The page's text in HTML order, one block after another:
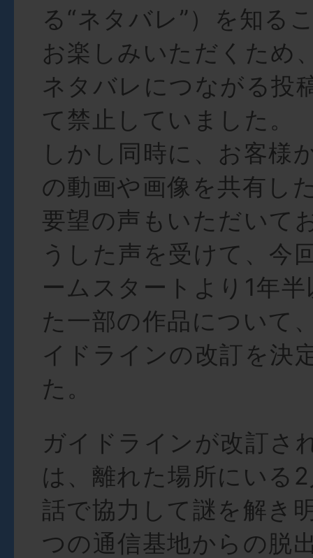
る“ネタバレ”）を知る
お楽しみいただくため
ネタバレにつながる投
て禁止していました。
しかし同時に、お客様
の動画や画像を共有し
要望の声もいただいて
うした声を受けて、今
ームスタートより1年
た一部の作品について
イドラインの改訂を決
た。
ガイドラインが改訂さ
は、離れた場所にいる
話で協力して謎を解き
つの通信基地からの脱